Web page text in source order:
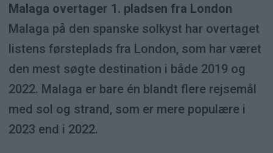
Malaga overtager 1. pladsen fra London
Malaga på den spanske solkyst har overtaget
listens førsteplads fra London, som har været
den mest søgte destination i både 2019 og
2022. Malaga er bare én blandt flere rejsemål
med sol og strand, som er mere populære i
2023 end i 2022.